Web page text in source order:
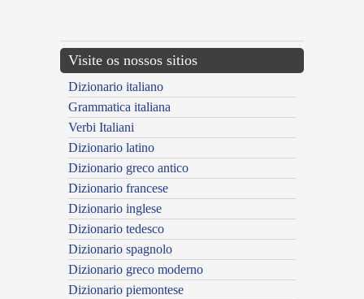
Visite os nossos sitios
Dizionario italiano
Grammatica italiana
Verbi Italiani
Dizionario latino
Dizionario greco antico
Dizionario francese
Dizionario inglese
Dizionario tedesco
Dizionario spagnolo
Dizionario greco moderno
Dizionario piemontese